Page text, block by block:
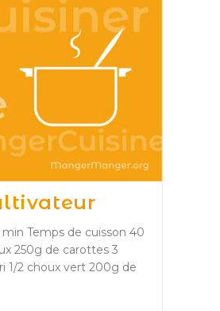
Temps de cuisson 40
250g de carottes 3
1/2 choux vert 200g de